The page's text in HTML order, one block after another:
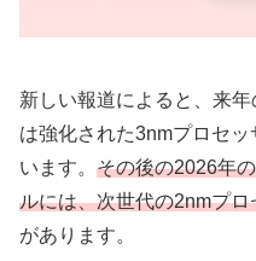
新しい報道によると、来
は強化された3nmプロセ
います。 その後の2026年
ルには、次世代の2nmプ
があります。